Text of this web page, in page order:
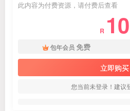
此内容为付费资源，请付费后查看
R 10
包年会员 免费
立即购买
您当前未登录！建议